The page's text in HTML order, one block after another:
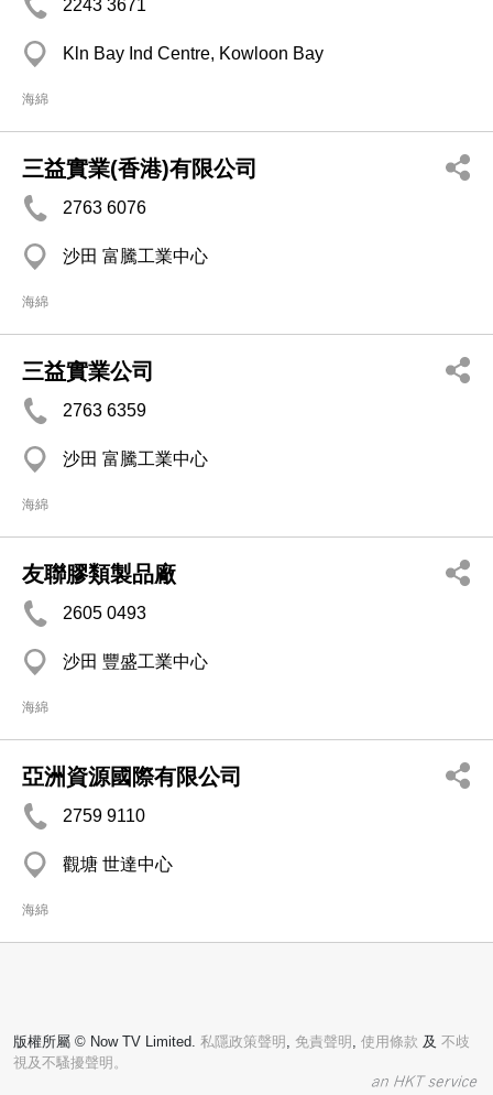
2243 3671
Kln Bay Ind Centre, Kowloon Bay
海綿
三益實業(香港)有限公司
2763 6076
沙田 富騰工業中心
海綿
三益實業公司
2763 6359
沙田 富騰工業中心
海綿
友聯膠類製品廠
2605 0493
沙田 豐盛工業中心
海綿
亞洲資源國際有限公司
2759 9110
觀塘 世達中心
海綿
版權所屬 © Now TV Limited. 私隱政策聲明 , 免責聲明 , 使用條款 及 不歧
視及不騷擾聲明。